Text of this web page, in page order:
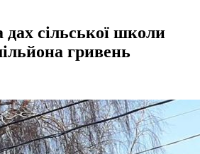
сільської школи
гривень